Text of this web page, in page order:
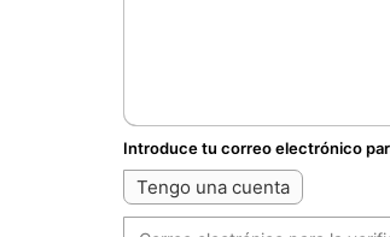
Introduce tu correo electrónico
Tengo una cuenta